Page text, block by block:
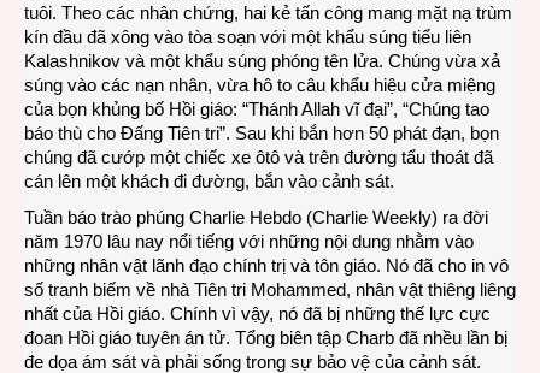
tuôi. Theo các nhân chứng, hai kẻ tấn công mang mặt nạ trùm
kín đầu đã xông vào tòa soạn với một khẩu súng tiểu liên
Kalashnikov và một khẩu súng phóng tên lửa. Chúng vừa xả
súng vào các nạn nhân, vừa hô to câu khẩu hiệu cửa miệng
của bọn khủng bố Hồi giáo: “Thánh Allah vĩ đại”, “Chúng tao
báo thù cho Đấng Tiên tri”. Sau khi bắn hơn 50 phát đạn, bọn
chúng đã cướp một chiếc xe ôtô và trên đường tẩu thoát đã
cán lên một khách đi đường, bắn vào cảnh sát.
Tuần báo trào phúng Charlie Hebdo (Charlie Weekly) ra đời
năm 1970 lâu nay nổi tiếng với những nội dung nhằm vào
những nhân vật lãnh đạo chính trị và tôn giáo. Nó đã cho in vô
số tranh biếm về nhà Tiên tri Mohammed, nhân vật thiêng liêng
nhất của Hồi giáo. Chính vì vậy, nó đã bị những thế lực cực
đoan Hồi giáo tuyên án tử. Tổng biên tập Charb đã nhều lần bị
đe dọa ám sát và phải sống trong sự bảo vệ của cảnh sát.